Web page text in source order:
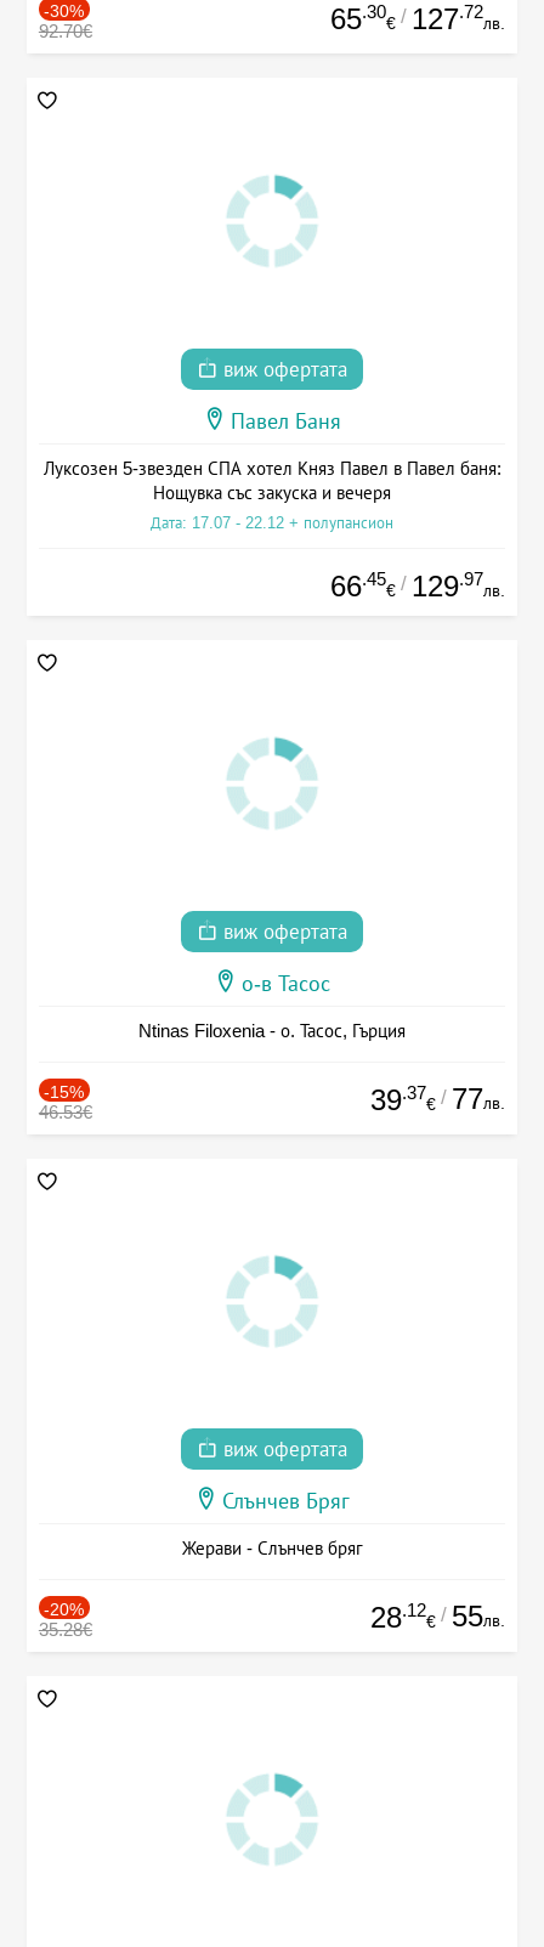
-30%
92.70€ 65.30
€ / 127.72
лв.
виж офертата
Павел Баня
Луксозен 5-звезден СПА хотел Княз Павел в Павел баня:
Нощувка със закуска и вечеря
Дата: 17.07 - 22.12 + полупансион
66.45
€ / 129.97
лв.
виж офертата
о-в Тасос
Ntinas Filoxenia - о. Тасос, Гърция
-15%
46.53€ 39.37
€ / 77лв.
виж офертата
Слънчев Бряг
Жерави - Слънчев бряг
-20%
35.28€ 28.12
€ / 55лв.